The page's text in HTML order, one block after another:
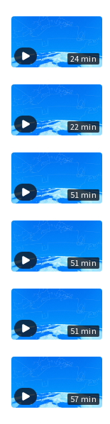
24 min
22 min
51 min
51 min
51 min
57 min